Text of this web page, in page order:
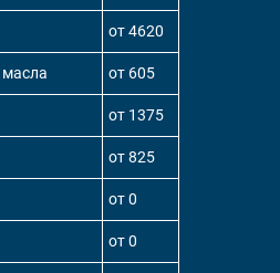
от 4620
от 605
от 1375
от 825
от 0
от 0